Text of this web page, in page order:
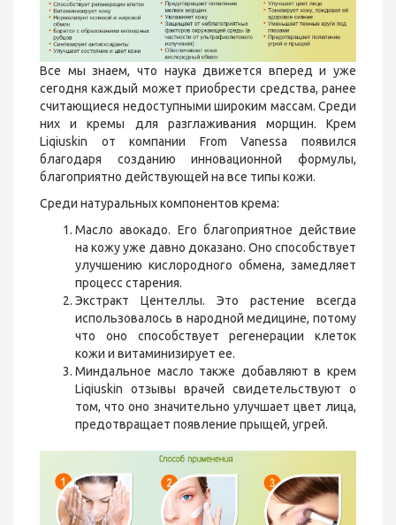
Все мы знаем, что наука движется вперед и уже
сегодня каждый может приобрести средства, ранее
считающиеся недоступными широким массам. Среди
них и кремы для разглаживания морщин. Крем
Liqiuskin от компании From Vanessa появился
благодаря созданию инновационной формулы,
благоприятно действующей на все типы кожи.
Среди натуральных компонентов крема:
Масло авокадо. Его благоприятное действие
на кожу уже давно доказано. Оно способствует
улучшению кислородного обмена, замедляет
процесс старения.
Экстракт Центеллы. Это растение всегда
использовалось в народной медицине, потому
что оно способствует регенерации клеток
кожи и витаминизирует ее.
Миндальное масло также добавляют в крем
Liqiuskin отзывы врачей свидетельствуют о
том, что оно значительно улучшает цвет лица,
предотвращает появление прыщей, угрей.